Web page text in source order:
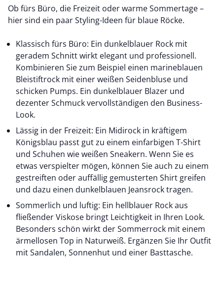
Ob fürs Büro, die Freizeit oder warme Sommertage –
hier sind ein paar Styling-Ideen für blaue Röcke.
Klassisch fürs Büro: Ein dunkelblauer Rock mit
geradem Schnitt wirkt elegant und professionell.
Kombinieren Sie zum Beispiel einen marineblauen
Bleistiftrock mit einer weißen Seidenbluse und
schicken Pumps. Ein dunkelblauer Blazer und
dezenter Schmuck vervollständigen den Business-
Look.
Lässig in der Freizeit: Ein Midirock in kräftigem
Königsblau passt gut zu einem einfarbigen T-Shirt
und Schuhen wie weißen Sneakern. Wenn Sie es
etwas verspielter mögen, können Sie auch zu einem
gestreiften oder auffällig gemusterten Shirt greifen
und dazu einen dunkelblauen Jeansrock tragen.
Sommerlich und luftig: Ein hellblauer Rock aus
fließender Viskose bringt Leichtigkeit in Ihren Look.
Besonders schön wirkt der Sommerrock mit einem
ärmellosen Top in Naturweiß. Ergänzen Sie Ihr Outfit
mit Sandalen, Sonnenhut und einer Basttasche.